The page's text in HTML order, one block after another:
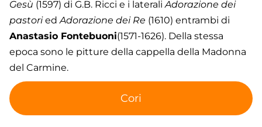
Gesù (1597) di G.B. Ricci e i laterali Adorazione dei
pastoried Adorazione dei Re (1610) entrambi di
Anastasio Fontebuoni(1571-1626). Della stessa
epoca sono le pitture della cappella della Madonna
del Carmine.
Cori